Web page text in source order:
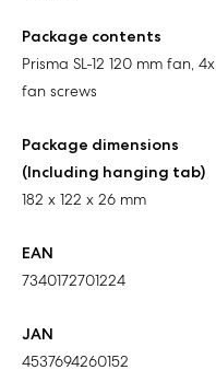
Package contents
Prisma SL-12 120 mm fan, 4x
fan screws
Package dimensions
(Including hanging tab)
182 x 122 x 26 mm
EAN
7340172701224
JAN
4537694260152